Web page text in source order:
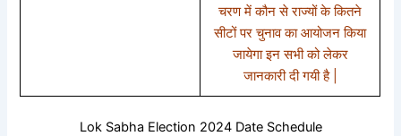
चरण में कौन से राज्यों के कितने
सीटों पर चुनाव का आयोजन किया
जायेगा इन सभी को लेकर
जानकारी दी गयी है |
Lok Sabha Election 2024 Date Schedule